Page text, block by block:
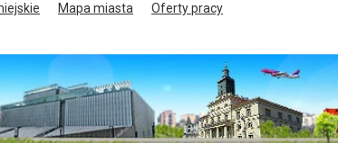
Mapa miasta
Oferty pracy